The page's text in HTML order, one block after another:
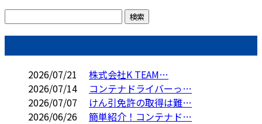
2026/07/21
株式会社K TEAM…
2026/07/14
コンテナドライバーっ…
2026/07/07
けん引免許の取得は難…
2026/06/26
簡単紹介！コンテナド…